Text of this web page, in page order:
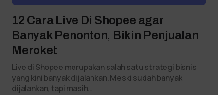
12 Cara Live Di Shopee agar
Banyak Penonton, Bikin Penjualan
Meroket
Live di Shopee merupakan salah satu strategi bisnis
yang kini banyak dijalankan. Meski sudah banyak
dijalankan, tapi masih…